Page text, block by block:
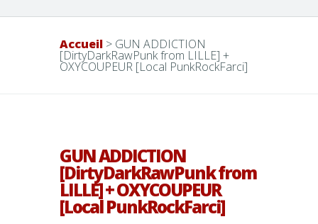
Accueil > GUN ADDICTION
[DirtyDarkRawPunk from LILLE] +
OXYCOUPEUR [Local PunkRockFarci]
GUN ADDICTION
[DirtyDarkRawPunk from
LILLE] + OXYCOUPEUR
[Local PunkRockFarci]